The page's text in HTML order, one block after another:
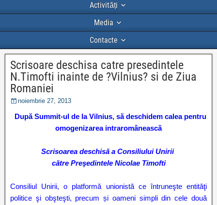
Activități
Media
Contacte
Scrisoare deschisa catre presedintele
N.Timofti inainte de ?Vilnius? si de Ziua
Romaniei
noiembrie 27, 2013
După Summit-ul de la Vilnius, să deschidem calea pentru
omogenizarea intraromânească
Scrisoarea deschisă a Consiliului Unirii
către Preşedintele Nicolae Timofti
Consiliul Unirii, o platformă unionistă ce întruneşte entităţi
politice şi obşteşti, precum și oameni simpli din cele două